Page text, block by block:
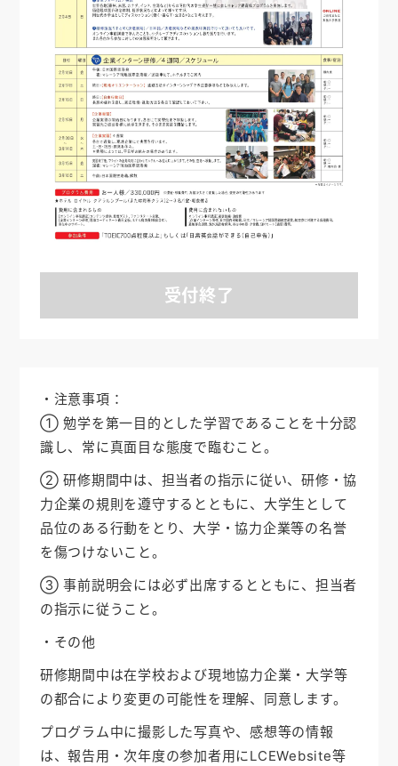
受付終了
・注意事項：
① 勉学を第一目的とした学習であることを十分認
識し、常に真面目な態度で臨むこと。
② 研修期間中は、担当者の指示に従い、研修・協
力企業の規則を遵守するとともに、大学生として
品位のある行動をとり、大学・協力企業等の名誉
を傷つけないこと。
③ 事前説明会には必ず出席するとともに、担当者
の指示に従うこと。
・その他
研修期間中は在学校および現地協力企業・大学等
の都合により変更の可能性を理解、同意します。
プログラム中に撮影した写真や、感想等の情報
は、報告用・次年度の参加者用にLCEWebsite等